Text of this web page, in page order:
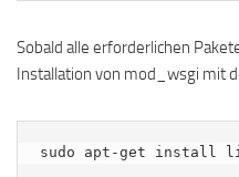
Sobald alle erforderlichen
Installation von mod_wsgi mit
sudo apt-get install